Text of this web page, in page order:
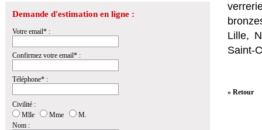
Demande d'estimation en ligne :
Votre email* :
Confirmez votre email* :
Téléphone* :
Civilité :
Mlle
Mme
M.
Nom :
Lille,
Saint-
» Retour